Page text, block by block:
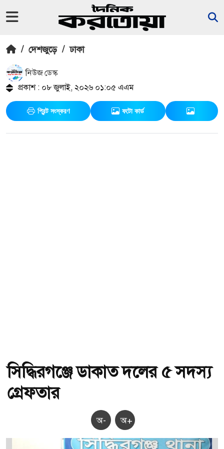
/ দেশজুড়ে / ঢাকা
নিউজ ডেস্ক
প্রকাশ : ০৮ জুলাই, ২০২৬ ০১:০৫ এএম
প্রিন্ট সংস্করণ ফটো কার্ড
সিদ্ধিরগঞ্জে ডাকাত দলের ৫ সদস্য
গ্রেফতার
অ- অ+